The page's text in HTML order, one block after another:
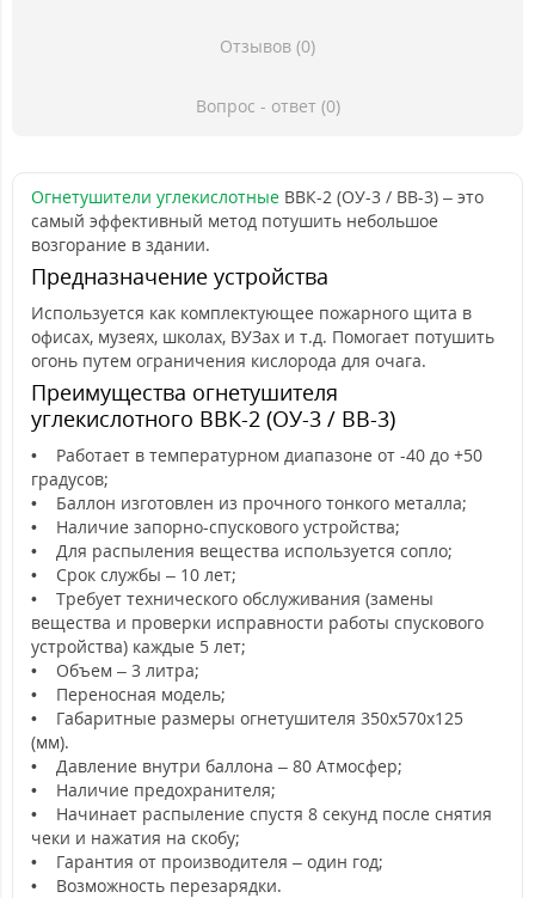
Отзывов (0)
Вопрос - ответ (0)
Огнетушители углекислотные ВВК-2 (ОУ-3 / ВВ-3) – это
самый эффективный метод потушить небольшое
возгорание в здании.
Предназначение устройства
Используется как комплектующее пожарного щита в
офисах, музеях, школах, ВУЗах и т.д. Помогает потушить
огонь путем ограничения кислорода для очага.
Преимущества огнетушителя
углекислотного ВВК-2 (ОУ-3 / ВВ-3)
• Работает в температурном диапазоне от -40 до +50
градусов;
• Баллон изготовлен из прочного тонкого металла;
• Наличие запорно-спускового устройства;
• Для распыления вещества используется сопло;
• Срок службы – 10 лет;
• Требует технического обслуживания (замены
вещества и проверки исправности работы спускового
устройства) каждые 5 лет;
• Объем – 3 литра;
• Переносная модель;
• Габаритные размеры огнетушителя 350х570х125
(мм).
• Давление внутри баллона – 80 Атмосфер;
• Наличие предохранителя;
• Начинает распыление спустя 8 секунд после снятия
чеки и нажатия на скобу;
• Гарантия от производителя – один год;
• Возможность перезарядки.